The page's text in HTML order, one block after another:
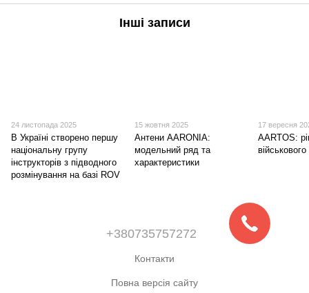
Інші записи
24 листопада 2025
В Україні створено першу
національну групу
інструкторів з підводного
розмінування на базі ROV
15 жовтня 2025
Антени AARONIA:
модельний ряд та
характеристики
17 вересня
AARTOS:
+380735757272
Контакти
Повна версія сайту